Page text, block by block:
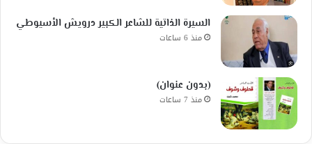
السيرة الذاتية للشاعر الكبير درويش الأسيوطي
منذ 6 ساعات
(بدون عنوان)
منذ 7 ساعات